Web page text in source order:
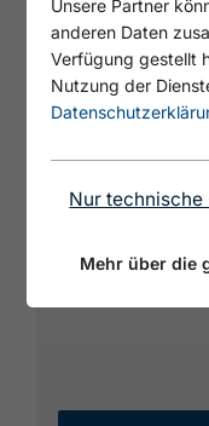
Unsere Partner
anderen Daten
Verfügung gestellt
Nutzung der
Nur technische
Mehr über die